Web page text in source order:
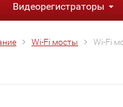
Видеорегистраторы
Wi-Fi мосты Wi-Fi